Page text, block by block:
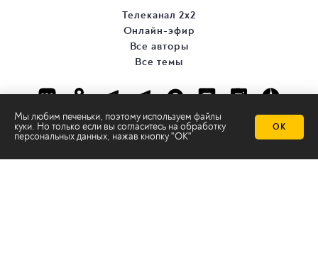
Мы любим печеньки, поэтому используем файлы
куки. Но только если вы согласитесь на обработку
персональных данных, нажав кнопку "ОК"
ОК
Телеканал 2х2
Онлайн-эфир
Все авторы
Все темы